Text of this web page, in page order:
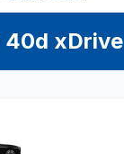
40d xDrive